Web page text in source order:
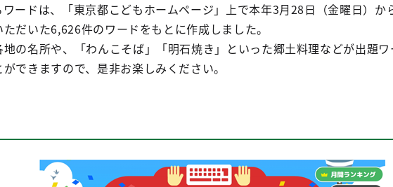
ワードは、「東京都こどもホームページ」上で本年3月28日（金曜日）か
だいた6,626件のワードをもとに作成しました。
地の名所や、「わんこそば」「明石焼き」といった郷土料理などが出題
できますので、是非お楽しみください。